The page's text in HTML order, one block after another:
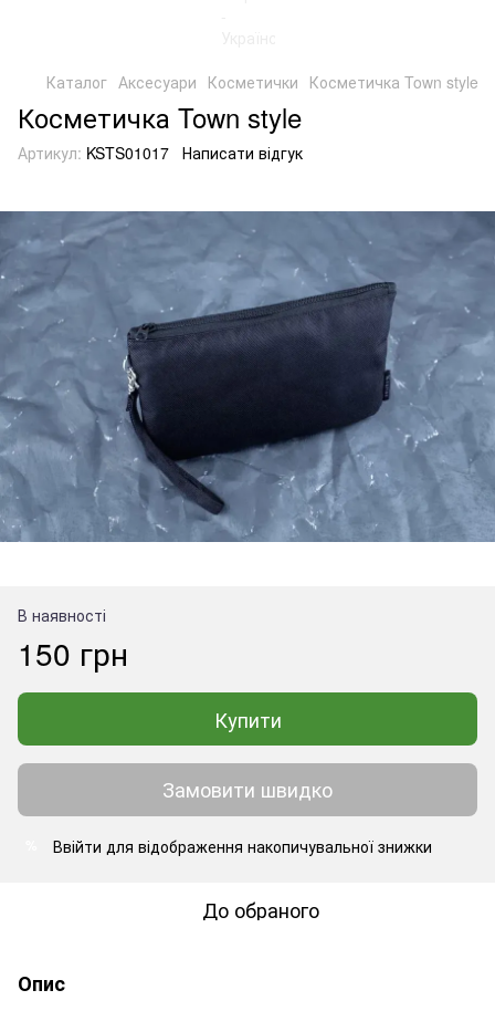
Каталог Аксесуари Косметички Косметичка Town style
Косметичка Town style
Артикул: KSTS01017 Написати відгук
В наявності
150 грн
Купити
Замовити швидко
Ввійти для відображення накопичувальної знижки
До обраного
Опис